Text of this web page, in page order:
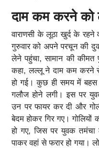
दाम कम करने
वाराणसी के लूठा खुर्द के रहने
गुरुवार को अपने परचून की
लेने पहुंचा, सामान की
कहा, लल्लू ने दाम कम करने
हो गई। कुछ ही समय में बहस
गलौज होने लगी। इस पर
उन पर फायर कर दी और
बेदम होकर गिर गए।
हो गए, जिस पर युवक तमंचा
पाकर वहां से फरार हो गया।